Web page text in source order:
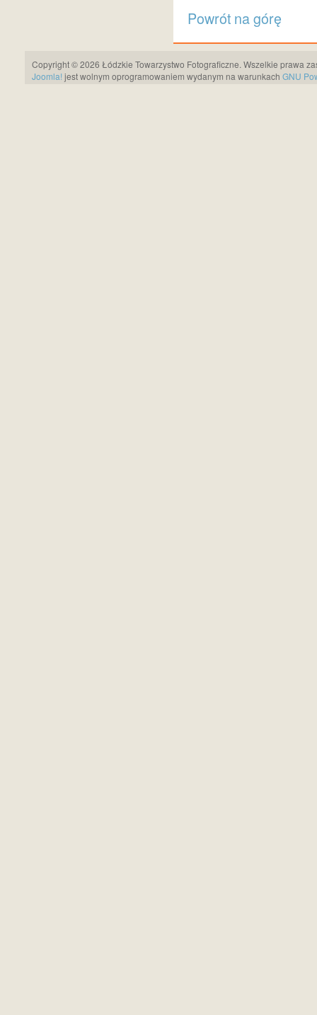
Powrót na górę
Copyright © 2026 Łódzkie Towarzystwo Fotograficzne. Wszelkie prawa
Joomla! jest wolnym oprogramowaniem wydanym na warunkach GNU